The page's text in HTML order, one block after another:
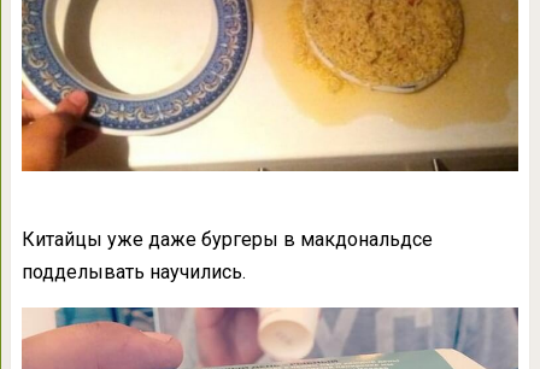
Китайцы уже даже бургеры в макдональдсе
подделывать научились.